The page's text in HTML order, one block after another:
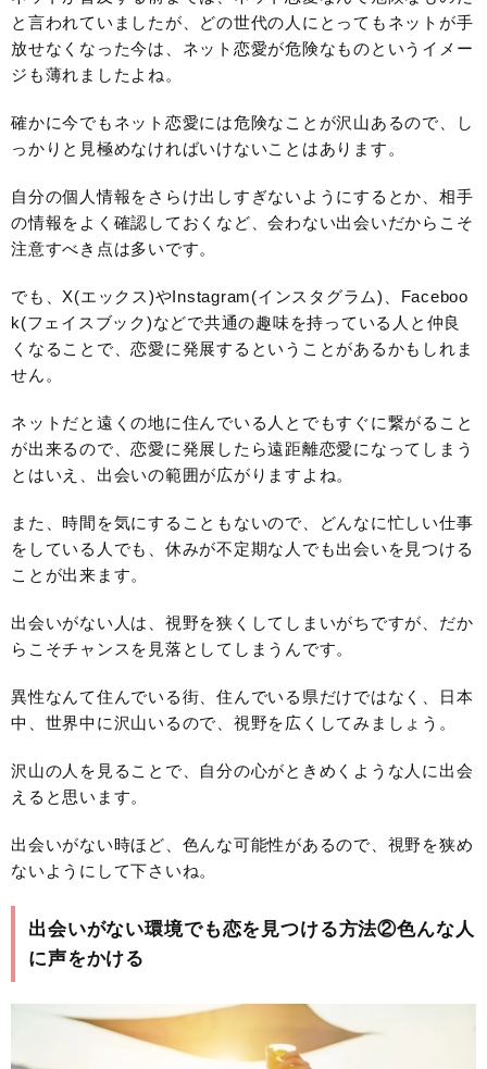
と言われていましたが、どの世代の人にとってもネットが手
放せなくなった今は、ネット恋愛が危険なものというイメー
ジも薄れましたよね。
確かに今でもネット恋愛には危険なことが沢山あるので、し
っかりと見極めなければいけないことはあります。
自分の個人情報をさらけ出しすぎないようにするとか、相手
の情報をよく確認しておくなど、会わない出会いだからこそ
注意すべき点は多いです。
でも、X(エックス)やInstagram(インスタグラム)、Faceboo
k(フェイスブック)などで共通の趣味を持っている人と仲良
くなることで、恋愛に発展するということがあるかもしれま
せん。
ネットだと遠くの地に住んでいる人とでもすぐに繋がること
が出来るので、恋愛に発展したら遠距離恋愛になってしまう
とはいえ、出会いの範囲が広がりますよね。
また、時間を気にすることもないので、どんなに忙しい仕事
をしている人でも、休みが不定期な人でも出会いを見つける
ことが出来ます。
出会いがない人は、視野を狭くしてしまいがちですが、だか
らこそチャンスを見落としてしまうんです。
異性なんて住んでいる街、住んでいる県だけではなく、日本
中、世界中に沢山いるので、視野を広くしてみましょう。
沢山の人を見ることで、自分の心がときめくような人に出会
えると思います。
出会いがない時ほど、色んな可能性があるので、視野を狭め
ないようにして下さいね。
出会いがない環境でも恋を見つける方法②色んな人
に声をかける